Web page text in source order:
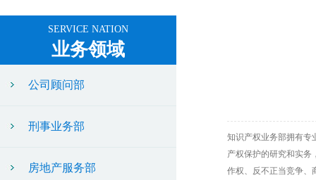
SERVICE NATION
业务领域
公司顾问部
刑事业务部
房地产服务部
知识产权业务部拥有专
产权保护的研究和实务
作权、反不正当竞争、